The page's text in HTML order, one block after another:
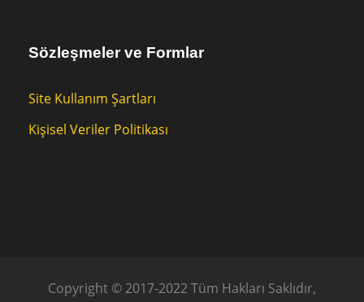
Sözleşmeler ve Formlar
Site Kullanım Şartları
Kişisel Veriler Politikası
Copyright © 2017-2022 Tüm Hakları Saklıdır,